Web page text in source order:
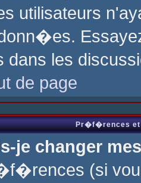
utilisateurs
dans les
de page
Pr�f�rences et
je changer
(si